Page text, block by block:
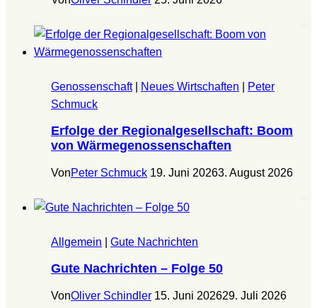
Genossenschaft| Neues Wirtschaften
Peter
Schmuck
Erfolge der Regionalgesellschaft: Boom
von Wärmegenossenschaften
VonPeter Schmuck 19. Juni 20263. August 2026
Allgemein Gute Nachrichten
Gute Nachrichten – Folge 50
VonOliver Schindler 15. Juni 202629. Juli 2026